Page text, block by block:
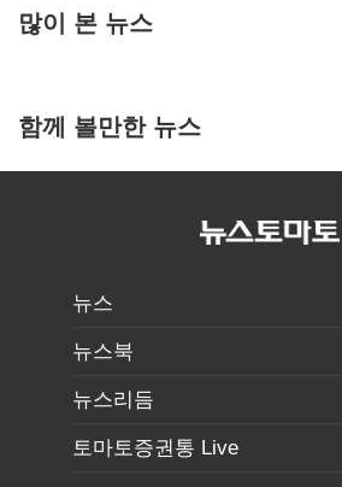
많이 본 뉴스
함께 볼만한 뉴스
뉴스
뉴스북
뉴스리듬
토마토증권통 Live